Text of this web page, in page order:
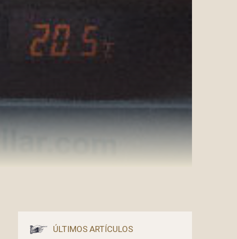
ÚLTIMOS ARTÍCULOS